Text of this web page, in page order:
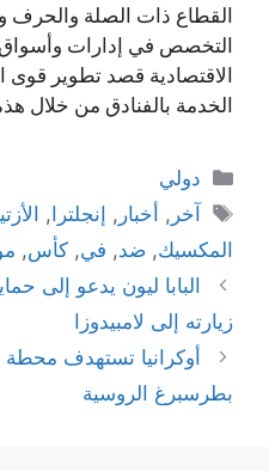
القطاع ذات الصلة
التخصص في إدارات
الاقتصادية قصد تطوير
الخدمة بالفنادق من خلال
التصنيفات
دولي
الوسوم
آخر , أخبار , إنجلترا ,
المكسيك, ضد, في, كأس,
البابا ليون يدعو إلى
زيارته إلى لامبيدوزا
أوكرانيا تستهدف
بطرسبرغ الروسية